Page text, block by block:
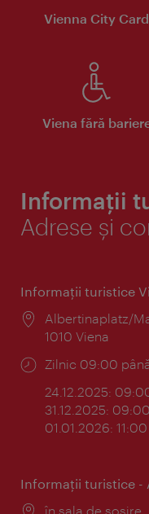
Vienna City Card
Viena fără
Informații
Adrese și
Informaţii turistice
Locul:
Albertinaplatz/
1010 Viena
Program:
Zilnic 09:00
24.12.2025:
31.12.2025:
01.01.2026:
Informaţii turistice -
Locul:
în sala de sosire